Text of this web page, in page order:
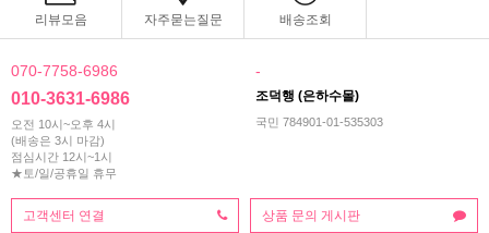
리뷰모음 자주묻는질문 배송조회
070-7758-6986
010-3631-6986
오전 10시~오후 4시
(배송은 3시 마감)
점심시간 12시~1시
★토/일/공휴일 휴무
-
조덕행 (은하수몰)
국민 784901-01-535303
고객센터 연결 상품 문의 게시판